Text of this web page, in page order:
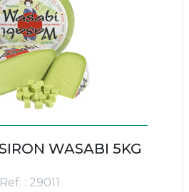
WASABI 5KG
Ref. : 29011